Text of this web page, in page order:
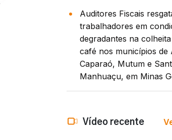
Auditores Fiscais
trabalhadores em
degradantes na
café nos municípios de
Caparaó, Mutum e
Manhuaçu, em Minas
Vídeo recente